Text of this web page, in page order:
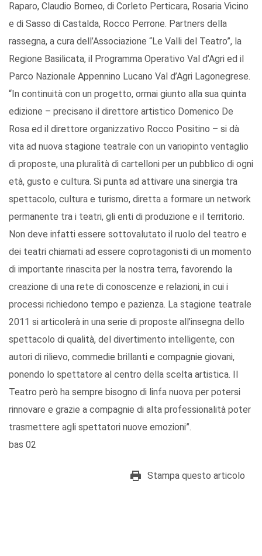
Raparo, Claudio Borneo, di Corleto Perticara, Rosaria Vicino
e di Sasso di Castalda, Rocco Perrone. Partners della
rassegna, a cura dell’Associazione “Le Valli del Teatro”, la
Regione Basilicata, il Programma Operativo Val d’Agri ed il
Parco Nazionale Appennino Lucano Val d’Agri Lagonegrese.
“In continuità con un progetto, ormai giunto alla sua quinta
edizione – precisano il direttore artistico Domenico De
Rosa ed il direttore organizzativo Rocco Positino – si dà
vita ad nuova stagione teatrale con un variopinto ventaglio
di proposte, una pluralità di cartelloni per un pubblico di ogni
età, gusto e cultura. Si punta ad attivare una sinergia tra
spettacolo, cultura e turismo, diretta a formare un network
permanente tra i teatri, gli enti di produzione e il territorio.
Non deve infatti essere sottovalutato il ruolo del teatro e
dei teatri chiamati ad essere coprotagonisti di un momento
di importante rinascita per la nostra terra, favorendo la
creazione di una rete di conoscenze e relazioni, in cui i
processi richiedono tempo e pazienza. La stagione teatrale
2011 si articolerà in una serie di proposte all’insegna dello
spettacolo di qualità, del divertimento intelligente, con
autori di rilievo, commedie brillanti e compagnie giovani,
ponendo lo spettatore al centro della scelta artistica. Il
Teatro però ha sempre bisogno di linfa nuova per potersi
rinnovare e grazie a compagnie di alta professionalità poter
trasmettere agli spettatori nuove emozioni”.
bas 02
Stampa questo articolo